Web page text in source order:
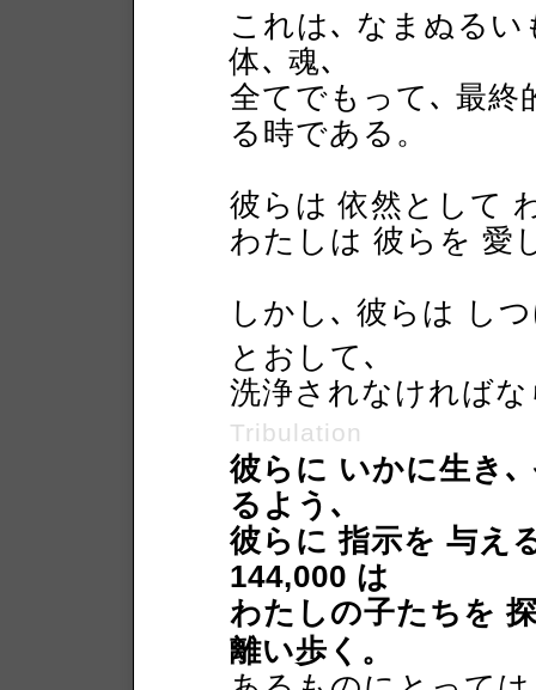
これは､ なまぬる
体､ 魂､
全てでもって､ 最終
る時である。
彼らは 依然として
わたしは 彼らを 愛
しかし､ 彼らは し
とおして､
洗浄されなければ
Tribulation
彼らに いかに生き､
るよう､
彼らに 指示を 与え
144,000 は
わたしの子たちを
離い歩く。